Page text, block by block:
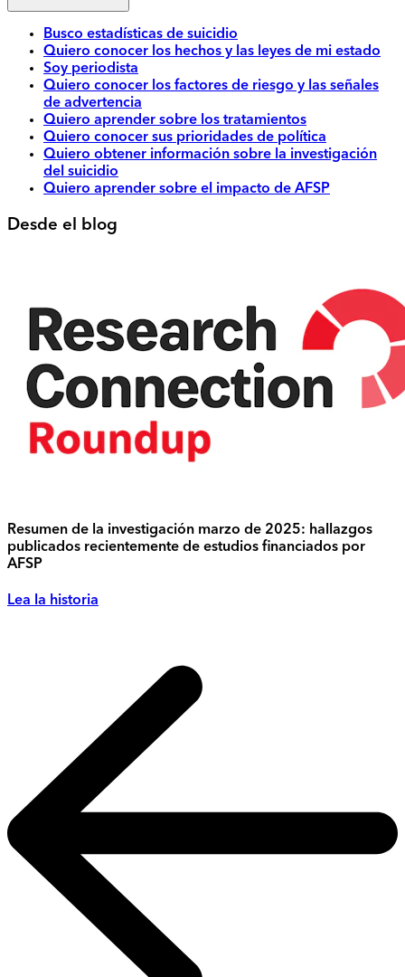
Busco estadísticas de suicidio
Quiero conocer los hechos y las leyes de mi estado
Soy periodista
Quiero conocer los factores de riesgo y las señales
de advertencia
Quiero aprender sobre los tratamientos
Quiero conocer sus prioridades de política
Quiero obtener información sobre la investigación
del suicidio
Quiero aprender sobre el impacto de AFSP
Desde el blog
Resumen de la investigación marzo de 2025: hallazgos
publicados recientemente de estudios financiados por
AFSP
Lea la historia